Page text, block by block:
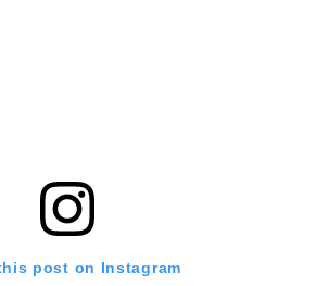
post on Instagram